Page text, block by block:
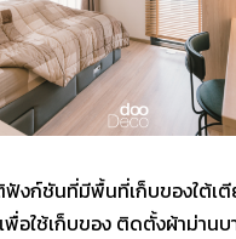
ฟังก์ชันที่มีพื้นที่เก็บของใต้เ
อใช้เก็บของ ติดตั้งผ้าม่าน